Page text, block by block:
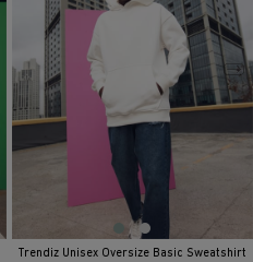
Trendiz Unisex Oversize Basic Sweatshirt